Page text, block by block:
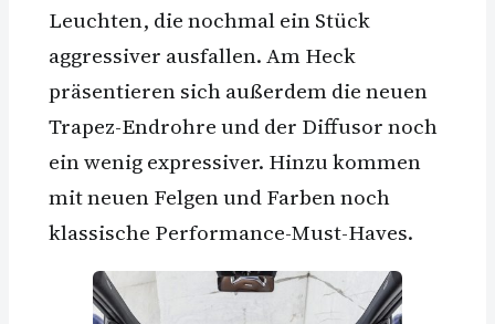
Leuchten, die nochmal ein Stück
aggressiver ausfallen. Am Heck
präsentieren sich außerdem die neuen
Trapez-Endrohre und der Diffusor noch
ein wenig expressiver. Hinzu kommen
mit neuen Felgen und Farben noch
klassische Performance-Must-Haves.